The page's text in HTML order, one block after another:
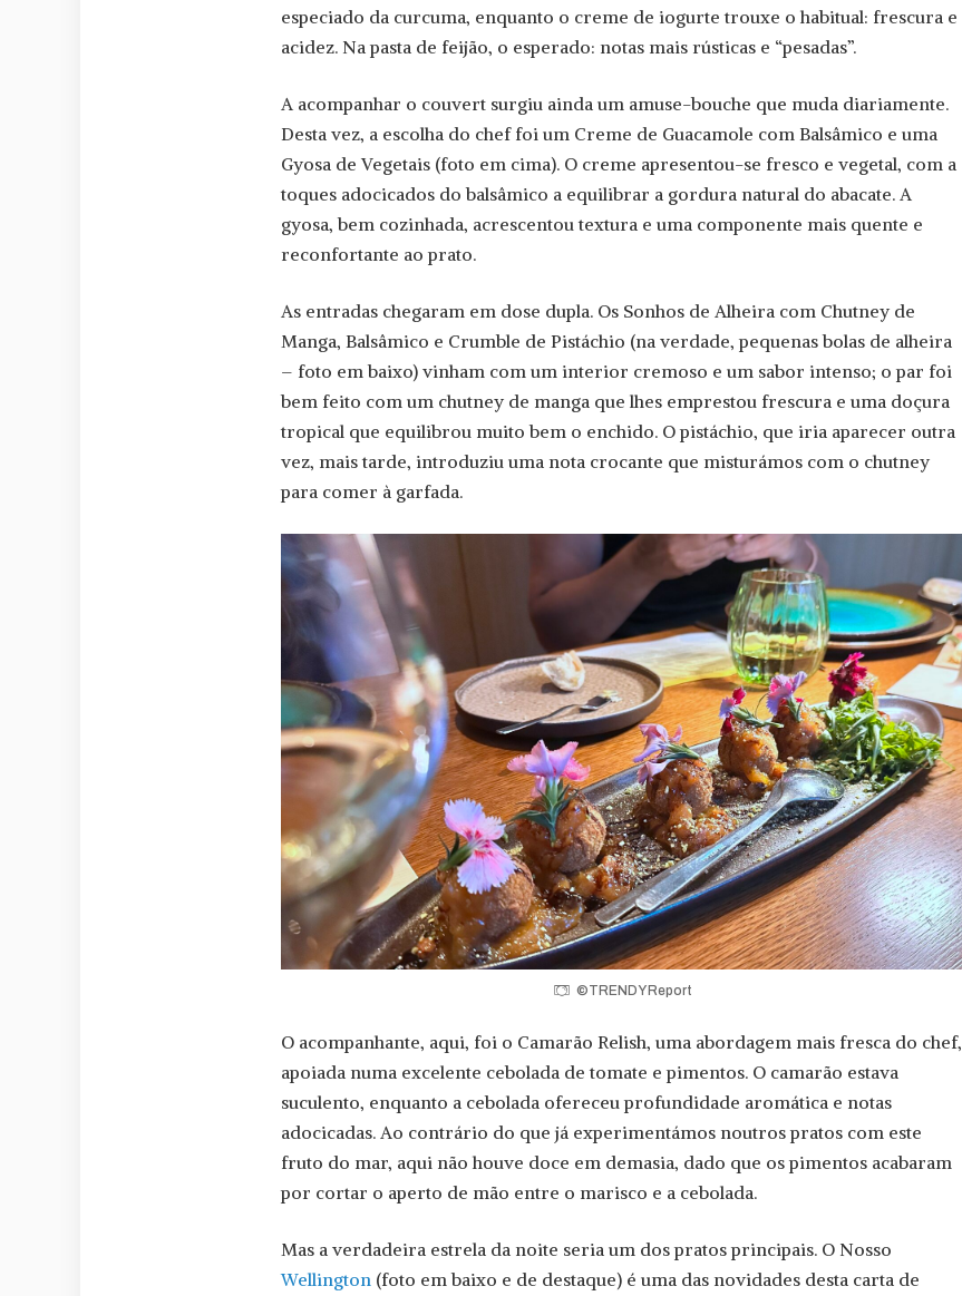
especiado da curcuma, enquanto o creme de iogurte trouxe o habitual: frescura e
acidez. Na pasta de feijão, o esperado: notas mais rústicas e “pesadas”.
A acompanhar o couvert surgiu ainda um amuse-bouche que muda diariamente.
Desta vez, a escolha do chef foi um Creme de Guacamole com Balsâmico e uma
Gyosa de Vegetais (foto em cima). O creme apresentou-se fresco e vegetal, com a
toques adocicados do balsâmico a equilibrar a gordura natural do abacate. A
gyosa, bem cozinhada, acrescentou textura e uma componente mais quente e
reconfortante ao prato.
As entradas chegaram em dose dupla. Os Sonhos de Alheira com Chutney de
Manga, Balsâmico e Crumble de Pistáchio (na verdade, pequenas bolas de alheira
– foto em baixo) vinham com um interior cremoso e um sabor intenso; o par foi
bem feito com um chutney de manga que lhes emprestou frescura e uma doçura
tropical que equilibrou muito bem o enchido. O pistáchio, que iria aparecer outra
vez, mais tarde, introduziu uma nota crocante que misturámos com o chutney
para comer à garfada.
©TRENDY Report
O acompanhante, aqui, foi o Camarão Relish, uma abordagem mais fresca do chef,
apoiada numa excelente cebolada de tomate e pimentos. O camarão estava
suculento, enquanto a cebolada ofereceu profundidade aromática e notas
adocicadas. Ao contrário do que já experimentámos noutros pratos com este
fruto do mar, aqui não houve doce em demasia, dado que os pimentos acabaram
por cortar o aperto de mão entre o marisco e a cebolada.
Mas a verdadeira estrela da noite seria um dos pratos principais. O Nosso
Wellington (foto em baixo e de destaque) é uma das novidades desta carta de